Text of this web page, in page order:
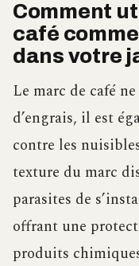
Comment
café
dans votre
Le marc de café
d’engrais, il est
contre les
texture du marc
parasites de
offrant une
produits